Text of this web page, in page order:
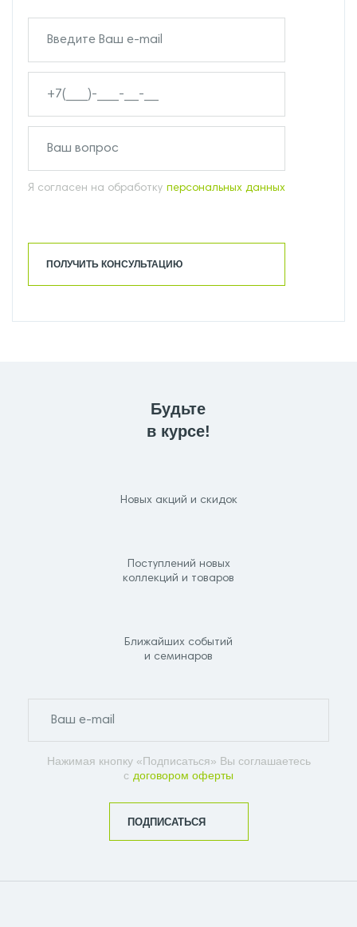
Я согласен на обработку персональных данных
ПОЛУЧИТЬ КОНСУЛЬТАЦИЮ
Будьте
в курсе!
Новых акций и скидок
Поступлений новых
коллекций и товаров
Ближайших событий
и семинаров
Нажимая кнопку «Подписаться» Вы соглашаетесь
с договором оферты
ПОДПИСАТЬСЯ